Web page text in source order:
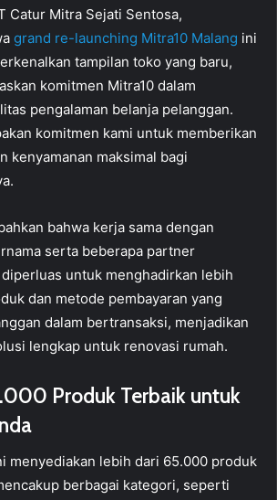
Catur Mitra Sejati Sentosa,
grand re-launching Mitra10 Malang ini
tampilan toko yang baru,
komitmen Mitra10 dalam
pengalaman belanja pelanggan.
komitmen kami untuk memberikan
kenyamanan maksimal bagi
bahwa kerja sama dengan
serta beberapa partner
untuk menghadirkan lebih
dan metode pembayaran yang
dalam bertransaksi, menjadikan
lengkap untuk renovasi rumah.
Produk Terbaik untuk
menyediakan lebih dari 65.000 produk
berbagai kategori, seperti